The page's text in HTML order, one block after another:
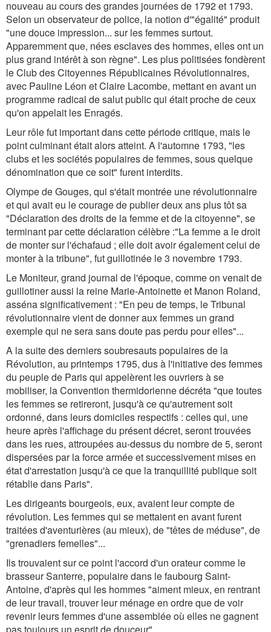
nouveau au cours des grandes journées de 1792 et 1793.
Selon un observateur de police, la notion d'"égalité" produit
"une douce impression... sur les femmes surtout.
Apparemment que, nées esclaves des hommes, elles ont un
plus grand intérêt à son règne". Les plus politisées fondèrent
le Club des Citoyennes Républicaines Révolutionnaires,
avec Pauline Léon et Claire Lacombe, mettant en avant un
programme radical de salut public qui était proche de ceux
qu'on appelait les Enragés.
Leur rôle fut important dans cette période critique, mais le
point culminant était alors atteint. A l'automne 1793, "les
clubs et les sociétés populaires de femmes, sous quelque
dénomination que ce soit" furent interdits.
Olympe de Gouges, qui s'était montrée une révolutionnaire
et qui avait eu le courage de publier deux ans plus tôt sa
"Déclaration des droits de la femme et de la citoyenne", se
terminant par cette déclaration célèbre :"La femme a le droit
de monter sur l'échafaud ; elle doit avoir également celui de
monter à la tribune", fut guillotinée le 3 novembre 1793.
Le Moniteur, grand journal de l'époque, comme on venait de
guillotiner aussi la reine Marie-Antoinette et Manon Roland,
asséna significativement : "En peu de temps, le Tribunal
révolutionnaire vient de donner aux femmes un grand
exemple qui ne sera sans doute pas perdu pour elles"...
A la suite des derniers soubresauts populaires de la
Révolution, au printemps 1795, dus à l'initiative des femmes
du peuple de Paris qui appelèrent les ouvriers à se
mobiliser, la Convention thermidorienne décréta "que toutes
les femmes se retireront, jusqu'à ce qu'autrement soit
ordonné, dans leurs domiciles respectifs : celles qui, une
heure après l'affichage du présent décret, seront trouvées
dans les rues, attroupées au-dessus du nombre de 5, seront
dispersées par la force armée et successivement mises en
état d'arrestation jusqu'à ce que la tranquillité publique soit
rétablie dans Paris".
Les dirigeants bourgeois, eux, avaient leur compte de
révolution. Les femmes qui se mettaient en avant furent
traitées d'aventurières (au mieux), de "têtes de méduse", de
"grenadiers femelles"...
Ils trouvaient sur ce point l'accord d'un orateur comme le
brasseur Santerre, populaire dans le faubourg Saint-
Antoine, d'après qui les hommes "aiment mieux, en rentrant
de leur travail, trouver leur ménage en ordre que de voir
revenir leurs femmes d'une assemblée où elles ne gagnent